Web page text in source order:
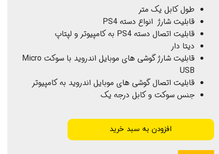
طول کابل یک متر
قابلیت شارژ انواع دسته PS4
قابلیت اتصال دسته PS4 به کامپیوتر و لپتاپ
دیتا دار
قابلیت شارژ گوشی های موبایل اندروید با سوکت Micro
USB
قابلیت اتصال گوشی های موبایل اندروید به کامپیوتر
جنس سوکت و کابل درجه یک
افزودن به سبد خرید